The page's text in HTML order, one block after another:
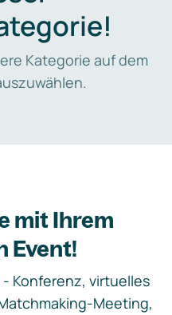
Kategorie auf dem
mit Ihrem
Event!
Konferenz, virtuelles
Meeting,